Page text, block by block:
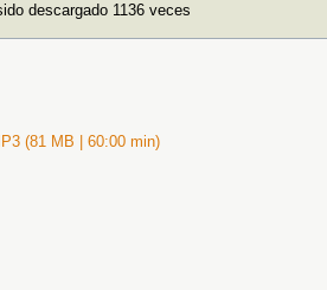
descargado 1136 veces
(81 MB | 60:00 min)